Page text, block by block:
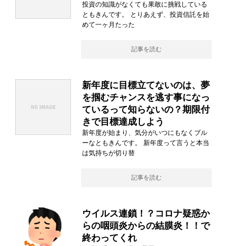
投資の知識がなくても果敢に挑戦している
ともきんです。 とりあえず、投資信託を始
めて一ヶ月たった
記事を読む
新年度に目標立てないのは、夢
を掴むチャンスを逃す事になっ
ているって知らないの？期限付
きで目標達成しよう
新年度が始まり、気分がいつにもなくブル
ーなともきんです。 新年度って言うと本当
は気持ちが切り替
記事を読む
ウイルス連鎖！？コロナ疑惑か
らの咽頭炎からの結膜炎！！で
終わってくれ